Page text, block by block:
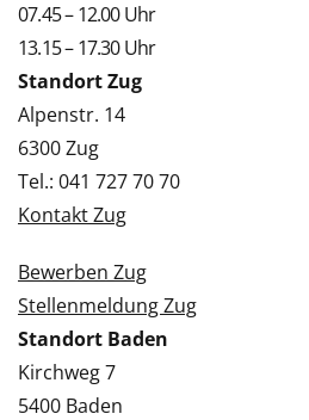
07.45 – 12.00 Uhr
13.15 – 17.30 Uhr
Standort Zug
Alpenstr. 14
6300 Zug
Tel.: 041 727 70 70
Kontakt Zug
Bewerben Zug
Stellenmeldung Zug
Standort Baden
Kirchweg 7
5400 Baden